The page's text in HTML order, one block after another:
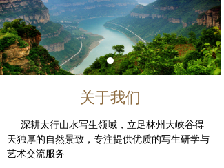
写生作品
新闻资讯
峡谷风光
关于我们
深耕太行山水写生领域，立足林州大峡谷得
天独厚的自然景致，专注提供优质的写生研学与
艺术交流服务